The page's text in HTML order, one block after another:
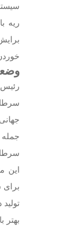
ریه
این
بهتر